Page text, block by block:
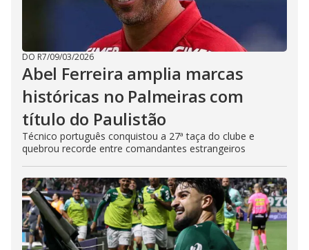
DO R7/09/03/2026
Abel Ferreira amplia marcas
históricas no Palmeiras com
título do Paulistão
Técnico português conquistou a 27ª taça do clube e
quebrou recorde entre comandantes estrangeiros